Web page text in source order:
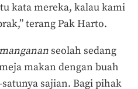
kata mereka, kalau kami
terang Pak Harto.
seolah sedang
makan dengan buah
sajian. Bagi pihak